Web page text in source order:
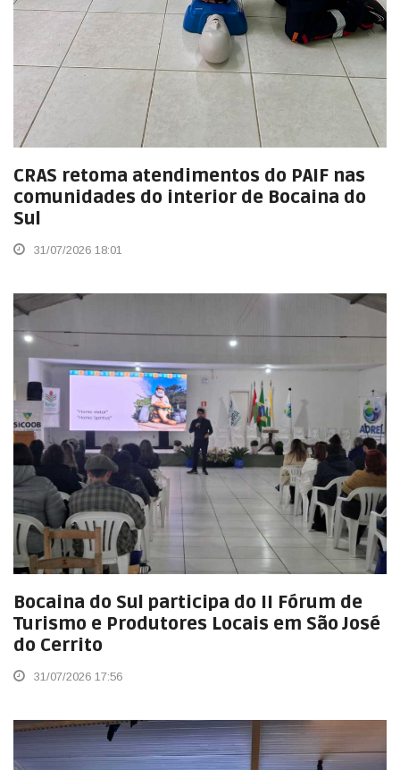
CRAS retoma atendimentos do PAIF nas
comunidades do interior de Bocaina do
Sul
31/07/2026 18:01
Bocaina do Sul participa do II Fórum de
Turismo e Produtores Locais em São José
do Cerrito
31/07/2026 17:56